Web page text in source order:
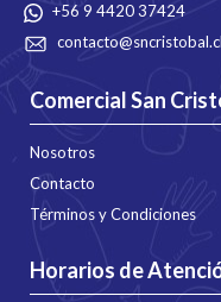
+56 9 4420 37424
contacto@sncristobal.cl
Comercial San
Nosotros
Contacto
Términos y Condiciones
Horarios de